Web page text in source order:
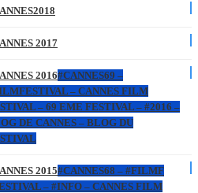
2017
2016#CANNES69 –
– CANNES FILM
– 69 EME FESTIVAL – #2016 –
DE CANNES – BLOG DU
2015#CANNES68 – #FILMF
– #INFO – CANNES FILM